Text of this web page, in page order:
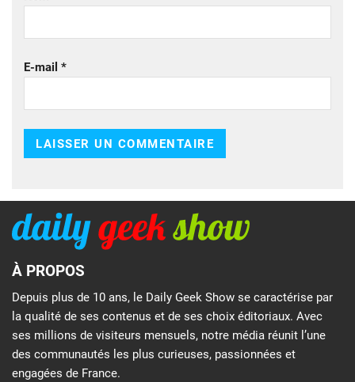
E-mail *
À PROPOS
Depuis plus de 10 ans, le Daily Geek Show se caractérise par
la qualité de ses contenus et de ses choix éditoriaux. Avec
ses millions de visiteurs mensuels, notre média réunit l’une
des communautés les plus curieuses, passionnées et
engagées de France.